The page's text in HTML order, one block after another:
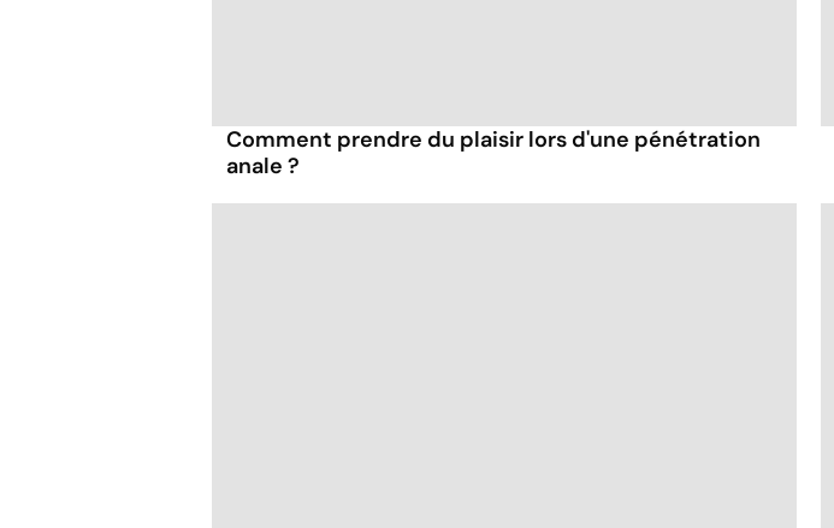
Comment prendre du plaisir lors d'une pénétration
anale ?